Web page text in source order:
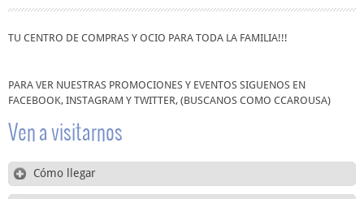
TU CENTRO DE COMPRAS Y OCIO PARA TODA LA FAMILIA!!!
PARA VER NUESTRAS PROMOCIONES Y EVENTOS SIGUENOS EN
FACEBOOK, INSTAGRAM Y TWITTER, (BUSCANOS COMO CCAROUSA)
Ven a visitarnos
Cómo llegar